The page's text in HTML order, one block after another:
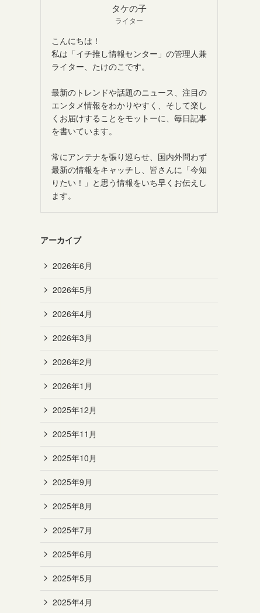
タケの子
ライター
こんにちは！
私は「イチ推し情報センター」の管理人兼
ライター、たけのこです。
最新のトレンドや話題のニュース、注目の
エンタメ情報をわかりやすく、そして楽し
くお届けすることをモットーに、毎日記事
を書いています。
常にアンテナを張り巡らせ、国内外問わず
最新の情報をキャッチし、皆さんに「今知
りたい！」と思う情報をいち早くお伝えし
ます。
アーカイブ
2026年6月
2026年5月
2026年4月
2026年3月
2026年2月
2026年1月
2025年12月
2025年11月
2025年10月
2025年9月
2025年8月
2025年7月
2025年6月
2025年5月
2025年4月